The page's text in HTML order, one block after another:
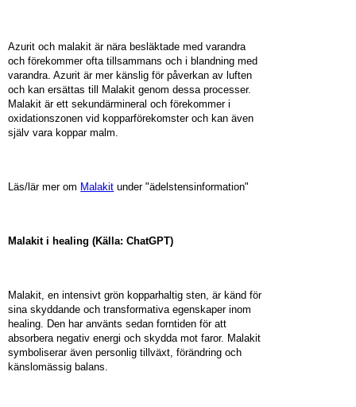
Azurit och malakit är nära besläktade med varandra
och förekommer ofta tillsammans och i blandning med
varandra. Azurit är mer känslig för påverkan av luften
och kan ersättas till Malakit genom dessa processer.
Malakit är ett sekundärmineral och förekommer i
oxidationszonen vid kopparförekomster och kan även
själv vara koppar malm.
Läs/lär mer om Malakit under "ädelstensinformation"
Malakit i healing (Källa: ChatGPT)
Malakit, en intensivt grön kopparhaltig sten, är känd för
sina skyddande och transformativa egenskaper inom
healing. Den har använts sedan forntiden för att
absorbera negativ energi och skydda mot faror. Malakit
symboliserar även personlig tillväxt, förändring och
känslomässig balans.